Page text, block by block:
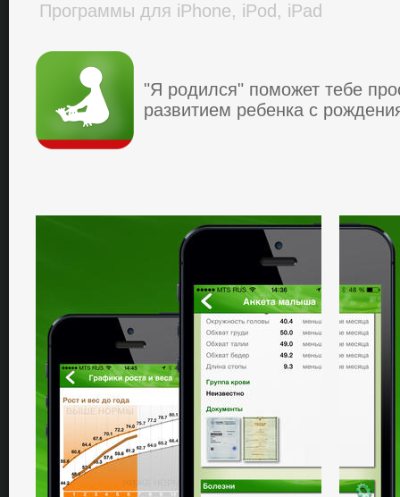
Программы для iPhone, iPod, iPad
"Я родился" пoмoжет тебе
pазвитием pебенка c